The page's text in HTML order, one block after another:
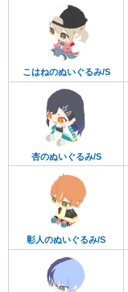
こはねのぬいぐるみ/S
杏のぬいぐるみ/S
彰人のぬいぐるみ/S